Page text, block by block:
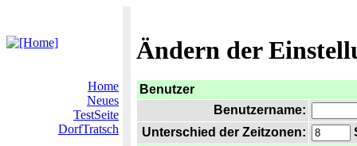
Ändern der
Home
Neues
TestSeite
DorfTratsch
Benutzer
Benutzername:
Unterschied der Zeitzonen: